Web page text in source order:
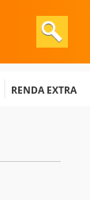
Renda extra